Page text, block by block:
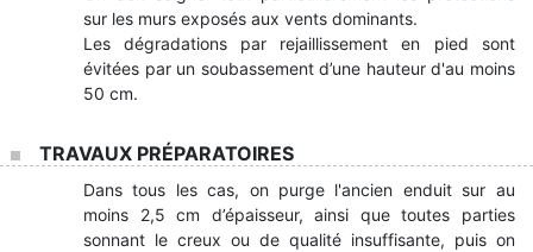
sur les murs exposés aux vents dominants.
Les dégradations par rejaillissement en pied sont
évitées par un soubassement d’une hauteur d'au moins
50 cm.
TRAVAUX PRÉPARATOIRES
Dans tous les cas, on purge l'ancien enduit sur au
moins 2,5 cm d’épaisseur, ainsi que toutes parties
sonnant le creux ou de qualité insuffisante, puis on